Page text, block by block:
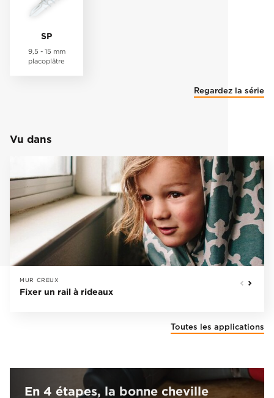
SP
9,5 - 15 mm
placoplâtre
Regardez la série
Vu dans
MUR CREUX
Fixer un rail à rideaux
Toutes les applications
En 4 étapes, la bonne cheville